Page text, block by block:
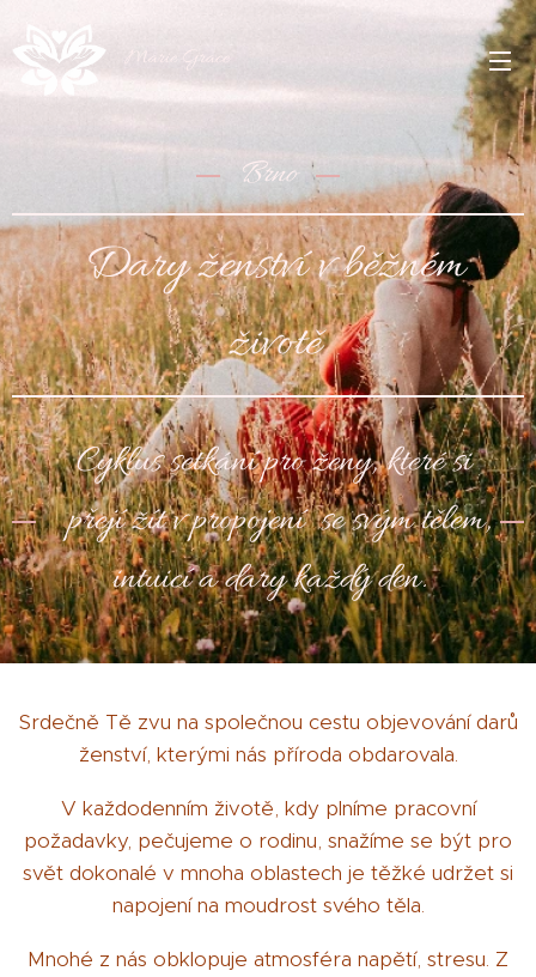
Marie Grace
Brno
Dary ženství v běžném
životě
Cyklus setkání pro ženy, které si
přejí žít v propojení se svým tělem,
intuicí a dary každý den.
Srdečně Tě zvu na společnou cestu objevování darů
ženství, kterými nás příroda obdarovala.
V každodenním životě, kdy plníme pracovní
požadavky, pečujeme o rodinu, snažíme se být pro
svět dokonalé v mnoha oblastech je těžké udržet si
napojení na moudrost svého těla.
Mnohé z nás obklopuje atmosféra napětí, stresu. Z